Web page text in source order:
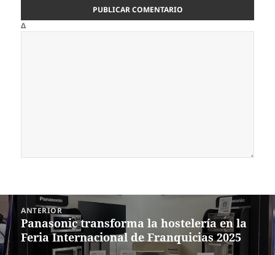
Δ
Navegación
de
entradas
ANTERIOR
Entrada
anterior:
Panasonic transforma la hostelería en la
Feria Internacional de Franquicias 2025